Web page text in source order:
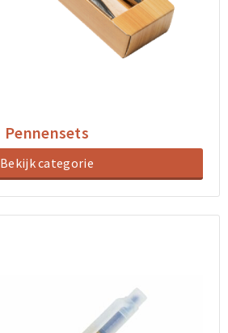
Pennensets
Bekijk categorie